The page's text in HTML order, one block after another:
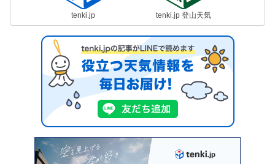
tenki.jp tenki.jp 登山天気